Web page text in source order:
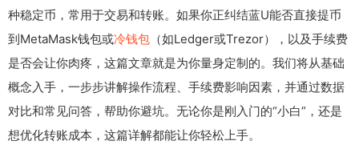
种稳定币，常用于交易和转账。如果你正纠结蓝U能否直接提币
到MetaMask钱包或冷钱包 （如Ledger或Trezor），以及手续费
是否会让你肉疼，这篇文章就是为你量身定制的。我们将从基础
概念入手，一步步讲解操作流程、手续费影响因素，并通过数据
对比和常见问答，帮助你避坑。无论你是刚入门的“小白”，还是
想优化转账成本，这篇详解都能让你轻松上手。